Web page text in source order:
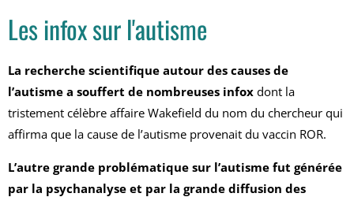
Les infox sur l'autisme
La recherche scientifique autour des causes de
l’autisme a souffert de nombreuses infox dont la
tristement célèbre affaire Wakefield du nom du chercheur qui
affirma que la cause de l’autisme provenait du vaccin ROR.
L’autre grande problématique sur l’autisme fut générée
par la psychanalyse et par la grande diffusion des